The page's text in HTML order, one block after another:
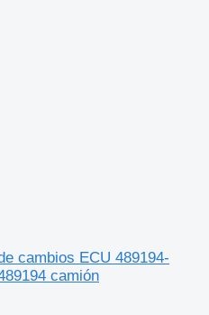
cambios ECU 489194-
camión